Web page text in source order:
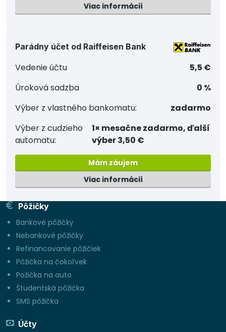
Viac informácií
Parádny účet od Raiffeisen Bank
Vedenie účtu
5,5 €
Úroková sadzba
0 %
Výber z vlastného bankomatu:
zadarmo
Výber z cudzieho
automatu:
1× mesačne zadarmo, ďalší
výber 3,50 €
Mám záujem
Viac informácií
Pôžičky
Bankové pôžičky
Nebankové pôžičky
Refinancovanie pôžičiek
Pôžička na čokoľvek
Požička na auto
Študentská pôžička
SMS pôžička
Účty